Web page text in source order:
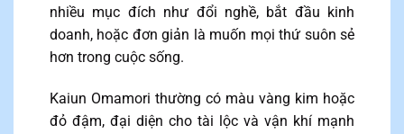
nhiều mục đích như đổi nghề, bắt đầu kinh
doanh, hoặc đơn giản là muốn mọi thứ suôn sẻ
hơn trong cuộc sống.
Kaiun Omamori thường có màu vàng kim hoặc
đỏ đậm, đại diện cho tài lộc và vận khí mạnh